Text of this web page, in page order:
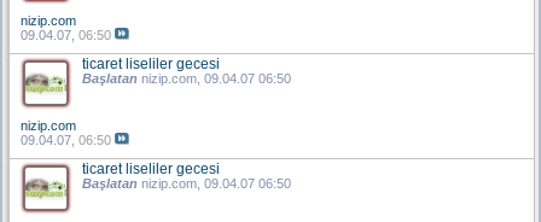
nizip.com
09.04.07, 06:50
ticaret liseliler gecesi
Başlatan nizip.com , 09.04.07 06:50
nizip.com
09.04.07, 06:50
ticaret liseliler gecesi
Başlatan nizip.com , 09.04.07 06:50